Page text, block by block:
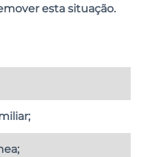
esta situação.